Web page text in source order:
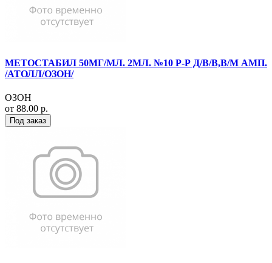
МЕТОСТАБИЛ 50МГ/МЛ. 2МЛ. №10 Р-Р Д/В/В,В/М АМП.
/АТОЛЛ/ОЗОН/
ОЗОН
от 88.00 р.
Под заказ